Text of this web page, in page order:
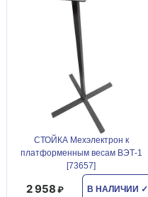
СТОЙКА Мехэлектрон к
платформенным весам ВЭТ-1
[73657]
В НАЛИЧИИ ✓
2 958